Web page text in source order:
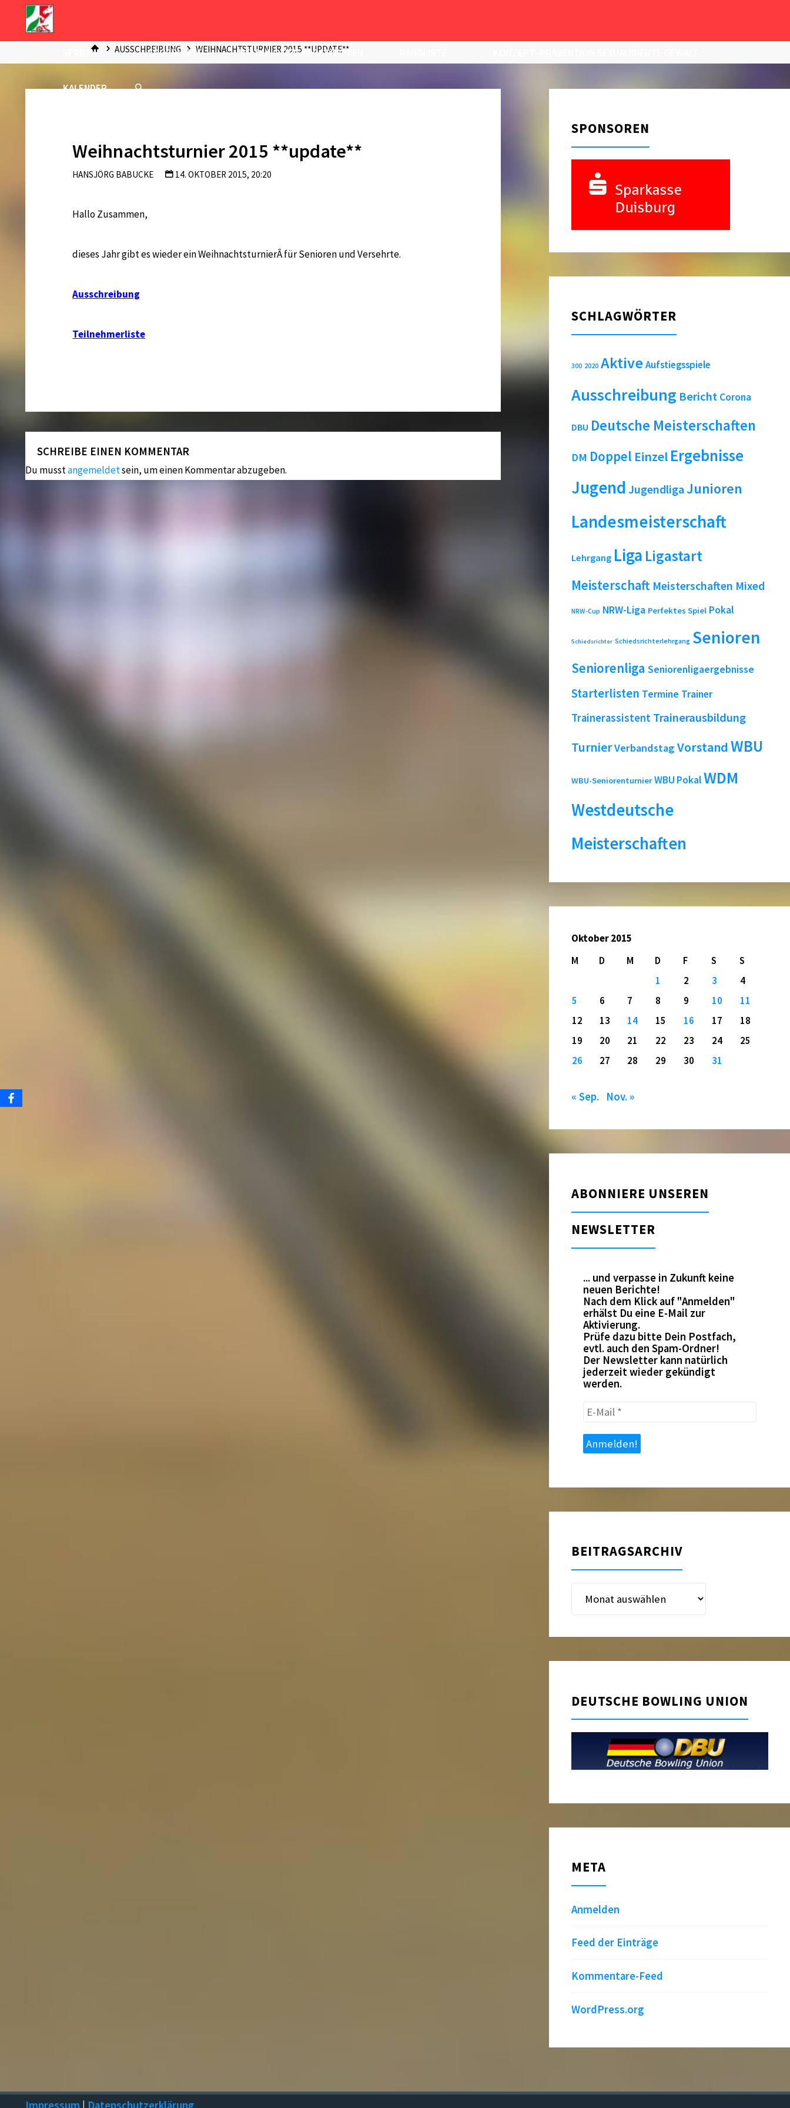
VERBAND ERGEBNISSE MELDUNG MEISTERSCHAFTEN
KALENDER
START
AUSSCHREIBUNG WEIHNACHTSTURNIER 2015 **UPDATE**
Weihnachtsturnier 2015 **update**
HANSJÖRG BABUCKE 14. OKTOBER 2015, 20:20
Hallo Zusammen,
dieses Jahr gibt es wieder ein WeihnachtsturnierÂ für Senioren und Versehrte.
Ausschreibung
Teilnehmerliste
SCHREIBE EINEN KOMMENTAR
Du musstangemeldetsein, um einen Kommentar abzugeben.
SPONSOREN
SCHLAGWÖRTER
300 2020 Aktive Aufstiegsspiele
Ausschreibung Bericht Corona
DBU Deutsche Meisterschaften
DM Doppel Einzel Ergebnisse
Jugend Jugendliga Junioren
Landesmeisterschaft
Lehrgang Liga Ligastart
Meisterschaft Meisterschaften Mixed
NRW-Cup NRW-Liga Perfektes Spiel Pokal
Schiedsrichter Schiedsrichterlehrgang Senioren
Seniorenliga Seniorenligaergebnisse
Starterlisten Termine Trainer
Trainerassistent Trainerausbildung
TurnierVerbandstag Vorstand WBU
WBU-Seniorenturnier WBU PokalWDM
Westdeutsche
Meisterschaften
Oktober 2015
M
D M D F S
S
1
2 3
4
5
6 7 8 9 10
11
12
13 14 15 16 17
18
19
20 21 22 23 24
25
26
27 28 29 30 31
« Sep. Nov. »
ABONNIERE UNSEREN
NEWSLETTER
... und verpasse in Zukunft keine
neuen Berichte!
Nach dem Klick auf "Anmelden"
erhälst Du eine E-Mail zur
Aktivierung.
Prüfe dazu bitte Dein Postfach,
evtl. auch den Spam-Ordner!
Der Newsletter kann natürlich
jederzeit wieder gekündigt
werden.
E-
Mail
BEITRAGSARCHIV
Beitragsarchiv
DEUTSCHE BOWLING UNION
META
Anmelden
Feed der Einträge
Kommentare-Feed
WordPress.org